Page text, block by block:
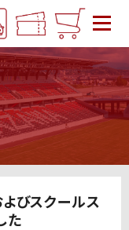
よびスクールス
た